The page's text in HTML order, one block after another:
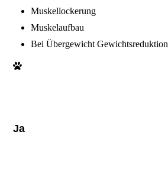
Muskellockerung
Muskelaufbau
Bei Übergewicht Gewichtsreduktion
Ja